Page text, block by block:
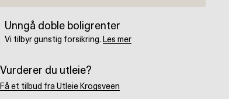
Unngå doble boligrenter
Vi tilbyr gunstig forsikring. Les mer
Vurderer du utleie?
Få et tilbud fra Utleie Krogsveen